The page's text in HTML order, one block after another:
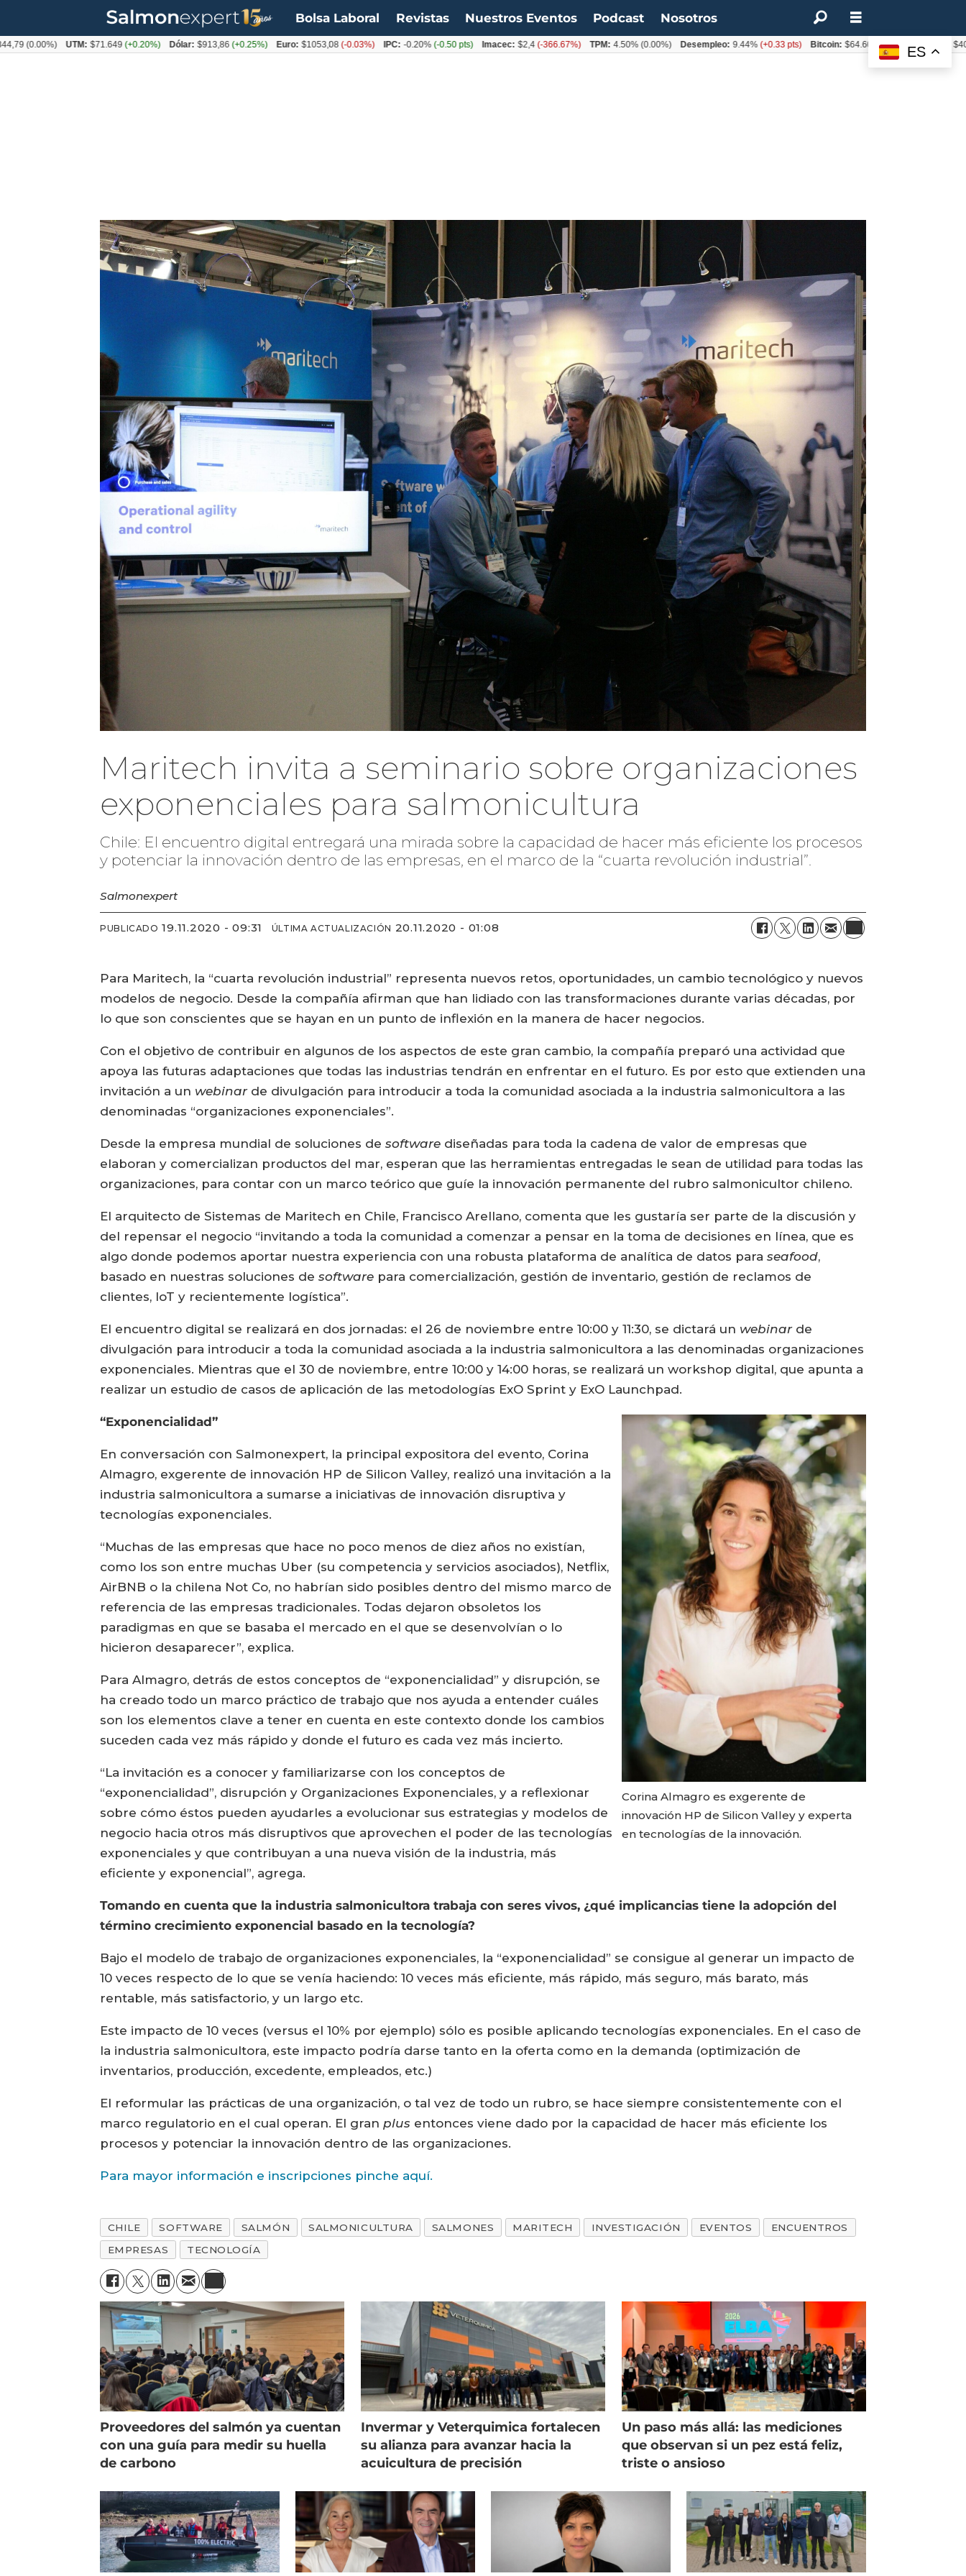
Bolsa Laboral Revistas Nuestros Eventos Podcast Nosotros
Maritech invita a seminario sobre organizaciones
exponenciales para salmonicultura
Chile: El encuentro digital entregará una mirada sobre la capacidad de hacer más eficiente los procesos
y potenciar la innovación dentro de las empresas, en el marco de la “cuarta revolución industrial”.
Salmonexpert
PUBLICADO 19.11.2020 - 09:31 ÚLTIMA ACTUALIZACIÓN 20.11.2020 - 01:08
Para Maritech, la “cuarta revolución industrial” representa nuevos retos, oportunidades, un cambio tecnológico y nuevos
modelos de negocio. Desde la compañía afirman que han lidiado con las transformaciones durante varias décadas, por
lo que son conscientes que se hayan en un punto de inflexión en la manera de hacer negocios.
Con el objetivo de contribuir en algunos de los aspectos de este gran cambio, la compañía preparó una actividad que
apoya las futuras adaptaciones que todas las industrias tendrán en enfrentar en el futuro. Es por esto que extienden una
invitación a un webinarde divulgación para introducir a toda la comunidad asociada a la industria salmonicultora a las
denominadas “organizaciones exponenciales”.
Desde la empresa mundial de soluciones de software diseñadas para toda la cadena de valor de empresas que
elaboran y comercializan productos del mar, esperan que las herramientas entregadas le sean de utilidad para todas las
organizaciones, para contar con un marco teórico que guíe la innovación permanente del rubro salmonicultor chileno.
El arquitecto de Sistemas de Maritech en Chile, Francisco Arellano, comenta que les gustaría ser parte de la discusión y
del repensar el negocio “invitando a toda la comunidad a comenzar a pensar en la toma de decisiones en línea, que es
algo donde podemos aportar nuestra experiencia con una robusta plataforma de analítica de datos paraseafood,
basado en nuestras soluciones desoftware para comercialización, gestión de inventario, gestión de reclamos de
clientes, IoT y recientemente logística”.
El encuentro digital se realizará en dos jornadas: el 26 de noviembre entre 10:00 y 11:30, se dictará un webinarde
divulgación para introducir a toda la comunidad asociada a la industria salmonicultora a las denominadas organizaciones
exponenciales. Mientras que el 30 de noviembre, entre 10:00 y 14:00 horas, se realizará un workshop digital, que apunta a
realizar un estudio de casos de aplicación de las metodologías ExO Sprint y ExO Launchpad.
Corina Almagro es exgerente de
innovación HP de Silicon Valley y experta
en tecnologías de la innovación.
“Exponencialidad”
En conversación con Salmonexpert, la principal expositora del evento, Corina
Almagro, exgerente de innovación HP de Silicon Valley, realizó una invitación a la
industria salmonicultora a sumarse a iniciativas de innovación disruptiva y
tecnologías exponenciales.
“Muchas de las empresas que hace no poco menos de diez años no existían,
como los son entre muchas Uber (su competencia y servicios asociados), Netflix,
AirBNB o la chilena Not Co, no habrían sido posibles dentro del mismo marco de
referencia de las empresas tradicionales. Todas dejaron obsoletos los
paradigmas en que se basaba el mercado en el que se desenvolvían o lo
hicieron desaparecer”, explica.
Para Almagro, detrás de estos conceptos de “exponencialidad” y disrupción, se
ha creado todo un marco práctico de trabajo que nos ayuda a entender cuáles
son los elementos clave a tener en cuenta en este contexto donde los cambios
suceden cada vez más rápido y donde el futuro es cada vez más incierto.
“La invitación es a conocer y familiarizarse con los conceptos de
“exponencialidad”, disrupción y Organizaciones Exponenciales, y a reflexionar
sobre cómo éstos pueden ayudarles a evolucionar sus estrategias y modelos de
negocio hacia otros más disruptivos que aprovechen el poder de las tecnologías
exponenciales y que contribuyan a una nueva visión de la industria, más
eficiente y exponencial”, agrega.
Tomando en cuenta que la industria salmonicultora trabaja con seres vivos, ¿qué implicancias tiene la adopción del
término crecimiento exponencial basado en la tecnología?
Bajo el modelo de trabajo de organizaciones exponenciales, la “exponencialidad” se consigue al generar un impacto de
10 veces respecto de lo que se venía haciendo: 10 veces más eficiente, más rápido, más seguro, más barato, más
rentable, más satisfactorio, y un largo etc.
Este impacto de 10 veces (versus el 10% por ejemplo) sólo es posible aplicando tecnologías exponenciales. En el caso de
la industria salmonicultora, este impacto podría darse tanto en la oferta como en la demanda (optimización de
inventarios, producción, excedente, empleados, etc.)
El reformular las prácticas de una organización, o tal vez de todo un rubro, se hace siempre consistentemente con el
marco regulatorio en el cual operan. El gran plus entonces viene dado por la capacidad de hacer más eficiente los
procesos y potenciar la innovación dentro de las organizaciones.
Para mayor información e inscripciones pinche aquí.
CHILE SOFTWARE SALMÓN SALMONICULTURA SALMONES MARITECH INVESTIGACIÓN EVENTOS
ENCUENTROS
EMPRESAS
TECNOLOGÍA
Proveedores del salmón ya cuentan
con una guía para medir su huella
de carbono
Invermar y Veterquimica fortalecen
su alianza para avanzar hacia la
acuicultura de precisión
Un paso más allá: las mediciones
que observan si un pez está feliz,
triste o ansioso
ES
UTM: $71.649 (+0.20%) Dólar: $913,86 (+0.25%) Euro: $1053,08(-0.03%) IPC: -0.20%(-0.50 pts) Imacec: $2,4(-366.67%) TPM: 4.50%(0.00%) Desempleo: 9.44%(+0.33 pts) Bitcoin: $64.600,08(+2.93%) $40.844,79